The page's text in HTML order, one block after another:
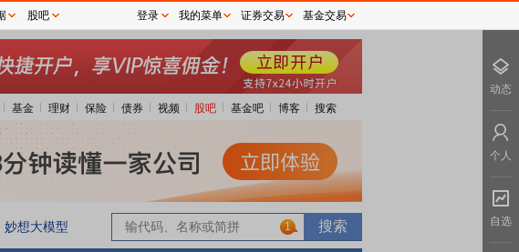
基金 理财 保险 债券 视频 股吧 基金吧 博客 搜索
妙想大模型 1
股吧 登录 我的菜单 证券交易 基金交易
动态
个人
自选